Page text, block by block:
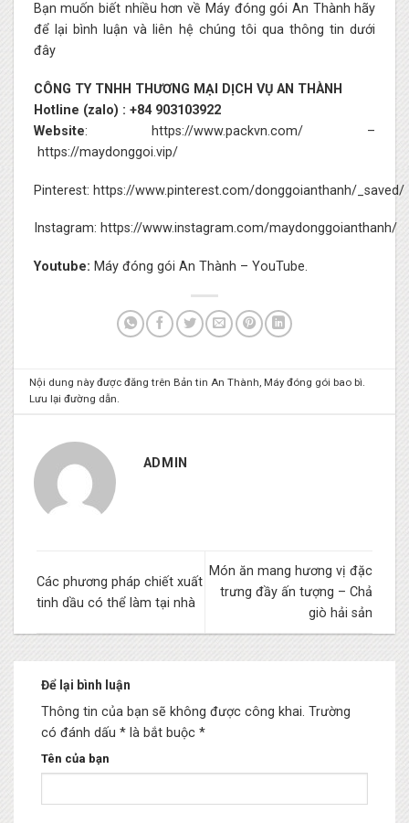
Bạn muốn biết nhiều hơn về Máy đóng gói An Thành hãy
để lại bình luận và liên hệ chúng tôi qua thông tin dưới
đây
CÔNG TY TNHH THƯƠNG MẠI DỊCH VỤ AN THÀNH
Hotline (zalo) : +84 903103922
Website: https://www.packvn.com/ –
https://maydonggoi.vip/
Pinterest: https://www.pinterest.com/donggoianthanh/_saved/
Instagram: https://www.instagram.com/maydonggoianthanh/
Youtube: Máy đóng gói An Thành – YouTube.
Nội dung này được đăng trên Bản tin An Thành, Máy đóng gói bao bì.
Lưu lạiđường dẫn.
ADMIN
Các phương pháp chiết xuất
tinh dầu có thể làm tại nhà
Món ăn mang hương vị đặc
trưng đầy ấn tượng – Chả
giò hải sản
Để lại bình luận
Thông tin của bạn sẽ không được công khai. Trường
có đánh dấu * là bắt buộc *
Tên của bạn